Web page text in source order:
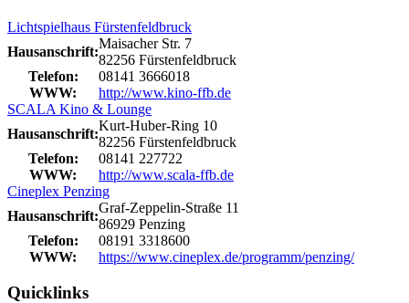
Lichtspielhaus Fürstenfeldbruck
Hausanschrift:
Maisacher Str. 7
82256 Fürstenfeldbruck
Telefon:
08141 3666018
WWW:
http://www.kino-ffb.de
SCALA Kino & Lounge
Hausanschrift:
Kurt-Huber-Ring 10
82256 Fürstenfeldbruck
Telefon:
08141 227722
WWW:
http://www.scala-ffb.de
Cineplex Penzing
Hausanschrift:
Graf-Zeppelin-Straße 11
86929 Penzing
Telefon:
08191 3318600
WWW:
https://www.cineplex.de/programm/penzing/
Quicklinks